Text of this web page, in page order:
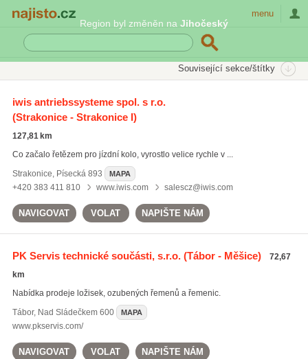
Region byl změněn na Jihočeský
menu
Související sekce/štítky
válečkové řetězy(13)
příslušenství pro motory
řemenice
iwis antriebssysteme spol. s r.o.
(Strakonice - Strakonice I)
127,81 km
Co začalo řetězem pro jízdní kolo, vyrostlo velice rychle v ...
Strakonice, Písecká 893 MAPA
+420 383 411 810 www.iwis.com salescz@iwis.com
NAVIGOVAT VOLAT NAPIŠTE NÁM
PK Servis technické součásti, s.r.o.(Tábor - Měšice)
72,67
km
Nabídka prodeje ložisek, ozubených řemenů a řemenic.
Tábor, Nad Sládečkem 600 MAPA
www.pkservis.com/
NAVIGOVAT VOLAT NAPIŠTE NÁM